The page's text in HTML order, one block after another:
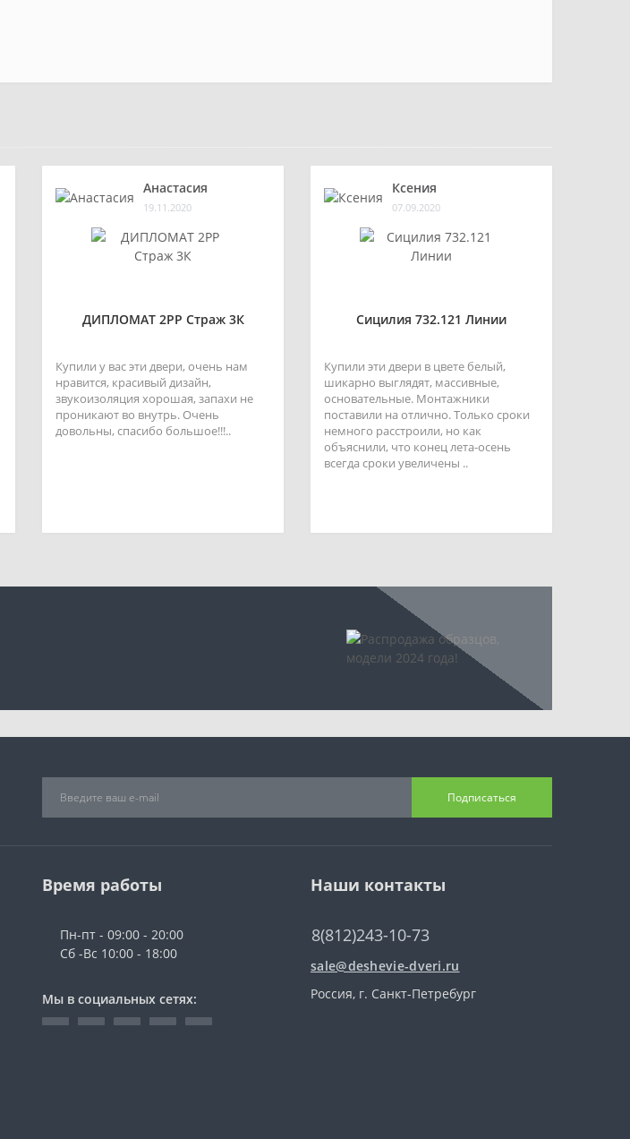
Анастасия
19.11.2020
ДИПЛОМАТ 2РР Страж 3К
Купили у вас эти двери, очень нам
нравится, красивый дизайн,
звукоизоляция хорошая, запахи не
проникают во внутрь. Очень
довольны, спасибо большое!!!..
Ксения
07.09.2020
Сицилия 732.121 Линии
Купили эти двери в цвете белый,
шикарно выглядят, массивные,
основательные. Монтажники
поставили на отлично. Только сроки
немного расстроили, но как
объяснили, что конец лета-осень
всегда сроки увеличены ..
Подписаться
Время работы
Пн-пт - 09:00 - 20:00
Сб -Вс 10:00 - 18:00
Мы в социальных сетях:
Наши контакты
8(812)243-10-73
sale@deshevie-dveri.ru
Россия, г. Санкт-Петребург